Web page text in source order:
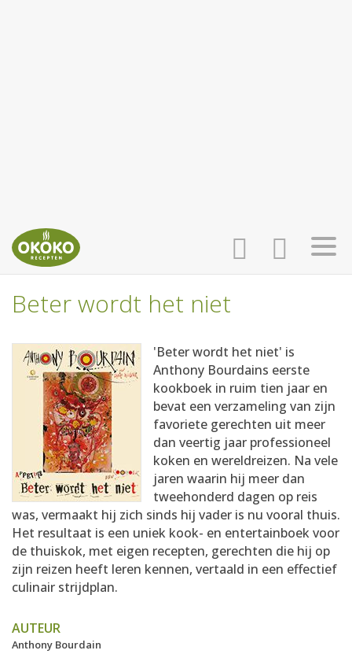
INLOGGEN
AANMELDEN
HOME
RECEPTEN
WEEKMENU'S
KOOKBOEKEN
Beter wordt het niet
'Beter wordt het niet' is
Anthony Bourdains eerste
kookboek in ruim tien jaar en
bevat een verzameling van zijn
favoriete gerechten uit meer
dan veertig jaar professioneel
koken en wereldreizen. Na vele
jaren waarin hij meer dan
tweehonderd dagen op reis
was, vermaakt hij zich sinds hij vader is nu vooral thuis.
Het resultaat is een uniek kook- en entertainboek voor
de thuiskok, met eigen recepten, gerechten die hij op
zijn reizen heeft leren kennen, vertaald in een effectief
culinair strijdplan.
AUTEUR
Anthony Bourdain